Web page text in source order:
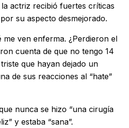
actriz recibió fuertes críticas
su aspecto desmejorado.
me ven enferma. ¿Perdieron el
cuenta de que no tengo 14
que hayan dejado un
de sus reacciones al “hate”
nunca se hizo “una cirugía
y estaba “sana”.